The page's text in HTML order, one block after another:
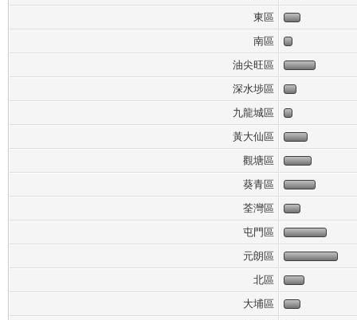
東區
南區
油尖旺區
深水埗區
九龍城區
黃大仙區
觀塘區
葵青區
荃灣區
屯門區
元朗區
北區
大埔區